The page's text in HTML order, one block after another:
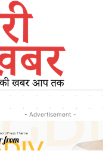
- Advertisement -